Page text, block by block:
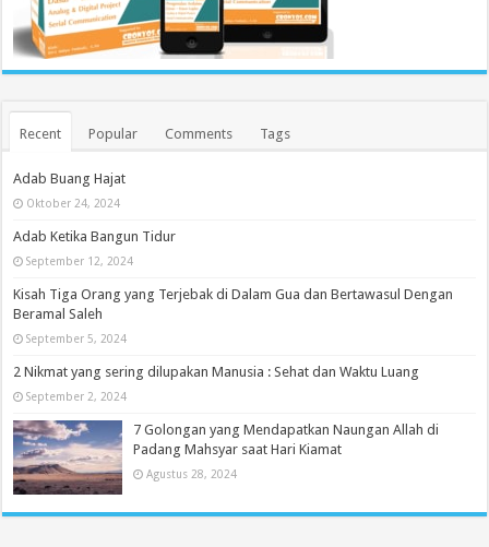
Recent Popular Comments Tags
Adab Buang Hajat
Oktober 24, 2024
Adab Ketika Bangun Tidur
September 12, 2024
Kisah Tiga Orang yang Terjebak di Dalam Gua dan Bertawasul Dengan
Beramal Saleh
September 5, 2024
2 Nikmat yang sering dilupakan Manusia : Sehat dan Waktu Luang
September 2, 2024
7 Golongan yang Mendapatkan Naungan Allah di
Padang Mahsyar saat Hari Kiamat
Agustus 28, 2024